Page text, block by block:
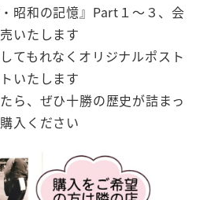
昭和の記憶』Part１～３、会
いたします
てもれなくオリジナルポスト
いたします
ら、ぜひ十勝の歴史が詰まっ
入ください